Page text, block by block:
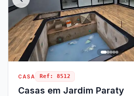
CASA Ref: 8512
Casas em Jardim Paraty